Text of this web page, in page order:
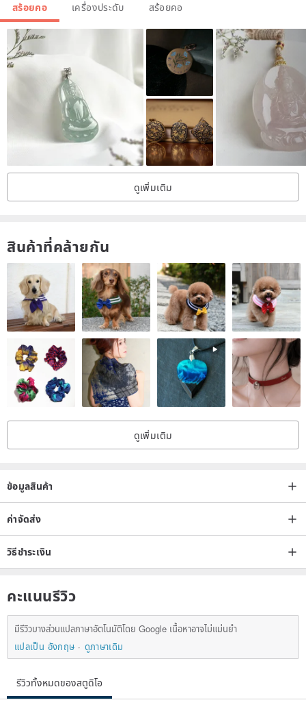
1. Any jewelry will oxidize with time in contact with the air, try to
protect it as much as possible, and the life of the jewelry will be
longer.
2. Electroplated metal is not recommended to wear this chain when
bathing/soaking in hot springs, to avoid the phenomenon of
accelerated metal oxidation and fading. After oxidation and fading,
it may not be able to recover. When the metal chain is not worn,
please try to store it in a zipper bag.
3. Since the display settings of each computer screen are different,
the color of the product is subject to the actual product.
สร้อยคอ เครื่องประดับ สร้อยคอ
ดูเพิ่มเติม
สินค้าที่คล้ายกัน
ดูเพิ่มเติม
ข้อมูลสินค้า
ค่าจัดส่ง
วิธีชำระเงิน
คะแนนรีวิว
มีรีวิวบางส่วนแปลภาษาอัตโนมัติโดย Google เนื้อหาอาจไม่แม่นยำ
แปลเป็น อังกฤษ
ดูภาษาเดิม
รีวิวทั้งหมดของสตูดิโอ